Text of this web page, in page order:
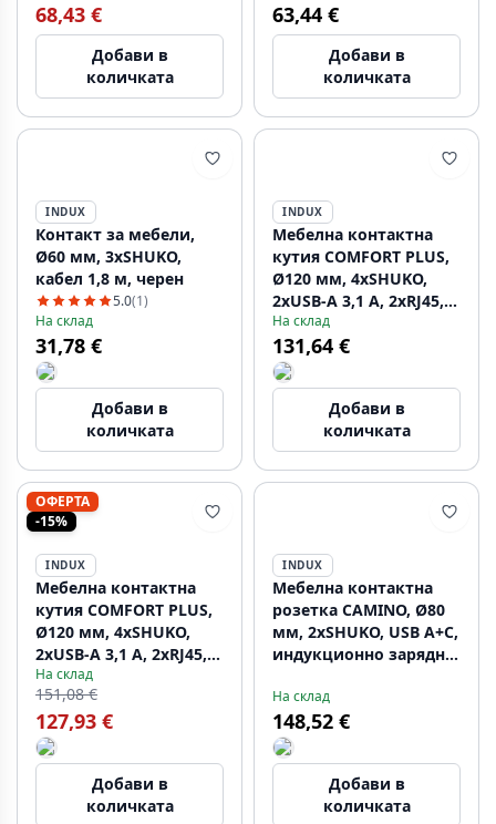
68,43 €
Добави в
количката
63,44 €
Добави в
количката
INDUX
Контакт за мебели,
Ø60 мм, 3xSHUKO,
кабел 1,8 м, черен
5.0(1)
На склад
31,78 €
Добави в
количката
INDUX
Мебелна контактна
кутия COMFORT PLUS,
Ø120 мм, 4xSHUKO,
2xUSB-A 3,1 А, 2xRJ45,
индуктивно зарядно
устройство 5 W, кабел
1,5 м, бял
На склад
131,64 €
Добави в
количката
ОФЕРТА
-15%
INDUX
Мебелна контактна
кутия COMFORT PLUS,
Ø120 мм, 4xSHUKO,
2xUSB-A 3,1 А, 2xRJ45,
индуктивно зарядно
устройство 5 W, кабел
1,5 м, черно
На склад
151,08 €
127,93 €
Добави в
количката
INDUX
Мебелна контактна
розетка CAMINO, Ø80
мм, 2xSHUKO, USB A+C,
индукционно зарядно
кабел 1,5 м, бяла
На склад
148,52 €
Добави в
количката